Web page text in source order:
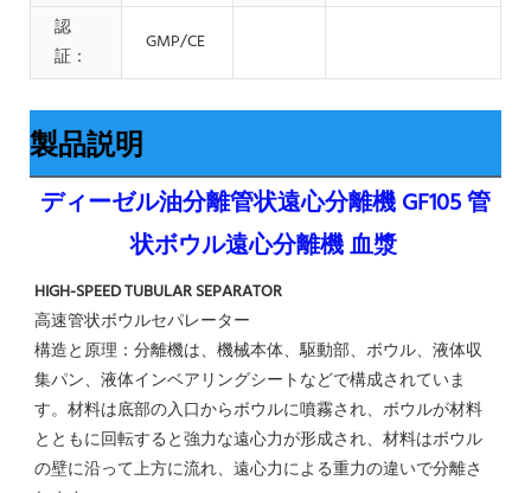
認
証：
GMP/CE
製品説明
ディーゼル油分離管状遠心分離機 GF105 管
状ボウル遠心分離機 血漿
HIGH-SPEED TUBULAR SEPARATOR
高速管状ボウルセパレーター
構造と原理：分離機は、機械本体、駆動部、ボウル、液体収
集パン、液体インベアリングシートなどで構成されていま
す。材料は底部の入口からボウルに噴霧され、ボウルが材料
とともに回転すると強力な遠心力が形成され、材料はボウル
の壁に沿って上方に流れ、遠心力による重力の違いで分離さ